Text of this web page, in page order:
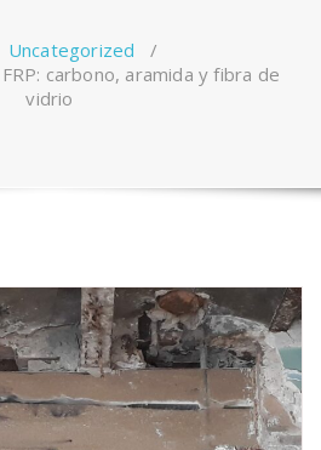
Uncategorized /
carbono, aramida y fibra de
vidrio